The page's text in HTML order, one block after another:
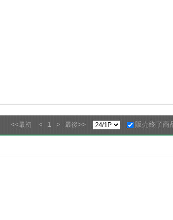
<<最初 < 1 > 最後>> 販売終了商